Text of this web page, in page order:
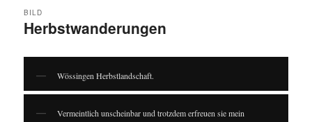
Herbstwanderungen
BILD
Wössingen Herbstlandschaft.
Vermeintlich unscheinbar und trotzdem erfreuen sie mein